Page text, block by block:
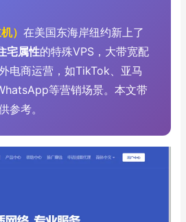
） 在美国东海岸纽约新上了
宅属性的特殊VPS，大带宽配
电商运营，如TikTok、亚马
等营销场景。本文带
参考。